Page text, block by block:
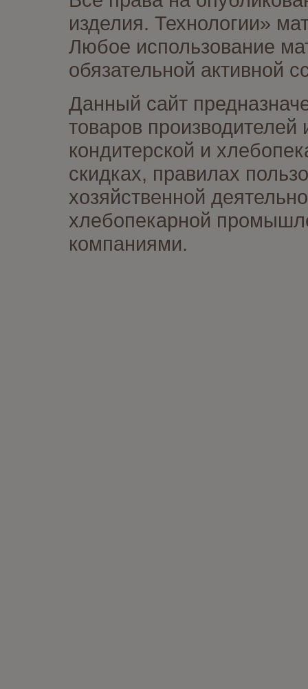
изделия. Технологии»
Любое использование
обязательной активной
Данный сайт
товаров
кондитерской и
скидках, правилах
хозяйственной
хлебопекарной
компаниями.